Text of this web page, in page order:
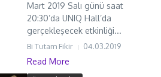
Mart 2019 Salı günü saat
20:30’da UNIQ Hall’da
gerçekleşecek etkinliği...
Bi Tutam Fikir 04.03.2019
Read More